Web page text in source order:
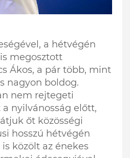
a hétvégén
megosztott
Ákos, a pár több, mint
nagyon boldog.
nem rejtegeti
nyilvánosság előtt,
őt közösségi
hosszú hétvégén
közölt az énekes